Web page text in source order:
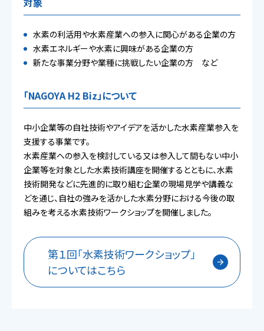
水素の利活用や水素産業への参入に関心がある企業の方
水素エネルギーや水素に興味がある企業の方
新たな事業分野や業種に挑戦したい企業の方 など
「NAGOYA H2 Biz」について
中小企業等の自社技術やアイデアを活かした水素産業参入を
支援する事業です。
水素産業への参入を検討している又は参入して間もない中小
企業等を対象とした水素技術講座を開催するとともに、水素
技術開発などに先進的に取り組む企業の現場見学や講義な
どを通じ、自社の強みを活かした水素分野における今後の取
組みを考える水素技術ワークショップを開催しました。
第１回「水素技術ワークショップ」
についてはこちら